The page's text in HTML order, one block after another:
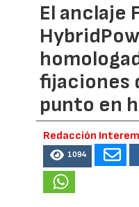
El anclaje
fijaciones
punto en
Redacción
1094